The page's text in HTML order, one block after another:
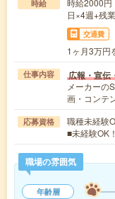
時給
時給2000
日×4週+残
交通費
1ヶ月3万円
仕事内容 広報・宣伝
メーカーの
画・コンテ
応募資格
職種未経験
■未経験OK！
職場の雰囲気
年齢層